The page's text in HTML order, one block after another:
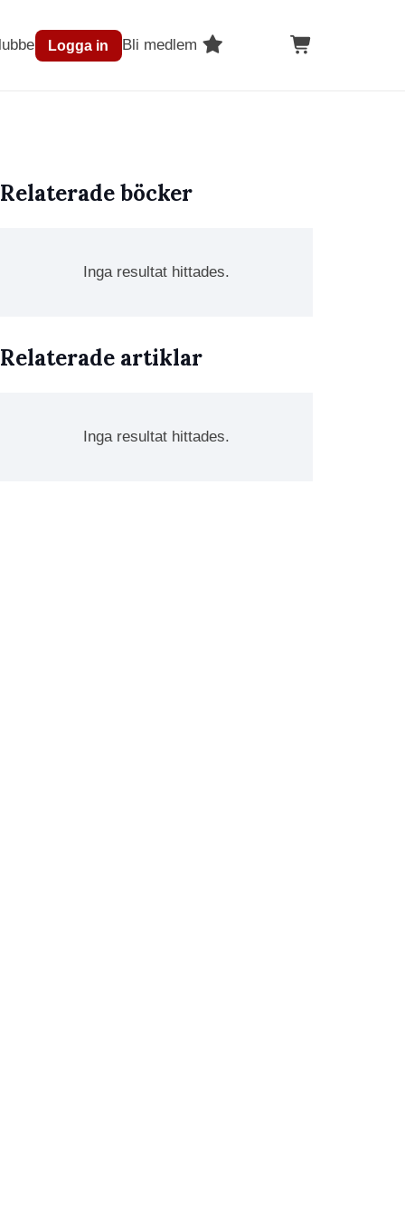
Logga in Bli medlem
Relaterade böcker
Inga resultat hittades.
Relaterade artiklar
Inga resultat hittades.